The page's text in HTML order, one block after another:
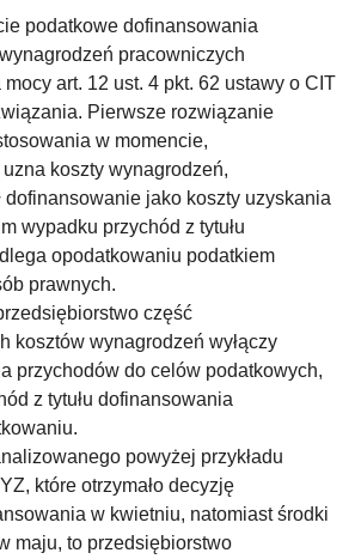
podatkowe dofinansowania
pracowniczych
art. 12 ust. 4 pkt. 62 ustawy o CIT
Pierwsze rozwiązanie
w momencie,
koszty wynagrodzeń,
dofinansowanie jako koszty uzyskania
wypadku przychód z tytułu
opodatkowaniu podatkiem
prawnych.
część
kosztów wynagrodzeń wyłączy
przychodów do celów podatkowych,
z tytułu dofinansowania
powyżej przykładu
które otrzymało decyzję
w kwietniu, natomiast środki
maju, to przedsiębiorstwo